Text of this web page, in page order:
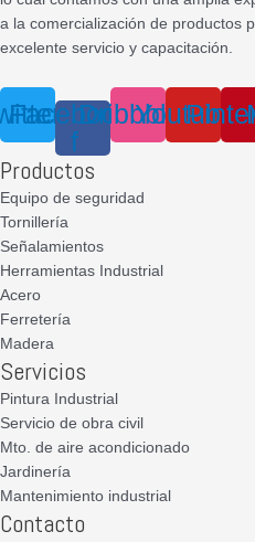
a la comercialización de productos
excelente servicio y capacitación.
Facebook-
f
DribbbleYoutube
Productos
Equipo de seguridad
Tornillería
Señalamientos
Herramientas Industrial
Acero
Ferretería
Madera
Servicios
Pintura Industrial
Servicio de obra civil
Mto. de aire acondicionado
Jardinería
Mantenimiento industrial
Contacto